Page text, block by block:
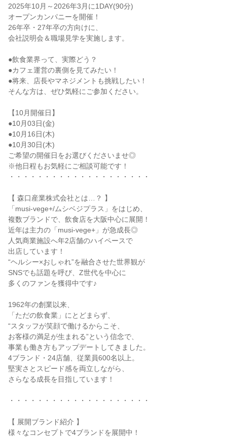
2025年10月～2026年3月に1DAY(90分)
オープンカンパニーを開催！
26年卒・27年卒の方向けに、
会社説明会＆職場見学を実施します。
●飲食業界って、実際どう？
●カフェ運営の裏側を見てみたい！
●将来、店長やマネジメントも挑戦したい！
そんな方は、ぜひ気軽にご参加ください。
【10月開催日】
●10月03日(金)
●10月16日(木)
●10月30日(木)
ご希望の開催日をお選びくださいませ◎
※他日程もお気軽にご相談可能です！
・・・・・・・・・・・・・・・・・・・・
【 森口産業株式会社とは…？ 】
「musi-vege+/ムシベジプラス」をはじめ、
複数ブランドで、飲食店を大阪中心に展開！
近年は主力の「musi-vege+」が急成長◎
人気商業施設へ年2店舗のハイペースで
出店しています！
“ヘルシー×おしゃれ”を融合させた世界観が
SNSでも話題を呼び、Z世代を中心に
多くのファンを獲得中です♪
1962年の創業以来、
「ただの飲食業」にとどまらず、
“スタッフが笑顔で働けるからこそ、
お客様の満足が生まれる”という信念で、
事業も働き方もアップデートしてきました。
4ブランド・24店舗、従業員600名以上。
堅実さとスピード感を両立しながら、
さらなる成長を目指しています！
・・・・・・・・・・・・・・・・・・・・
【 展開ブランド紹介 】
様々なコンセプトで4ブランドを展開中！